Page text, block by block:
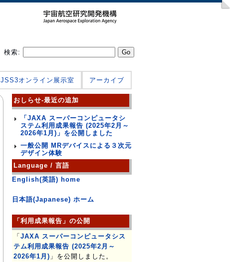
検索:
JSS3オンライン展示室 アーカイブ
おしらせ-最近の追加
「JAXA スーパーコンピュータシ
ステム利用成果報告 (2025年2月～
2026年1月)」を公開しました
一般公開 MRデバイスによる３次元
デザイン体験
Language / 言語
English(英語) home
日本語(Japanese) ホーム
「利用成果報告」の公開
「 JAXA スーパーコンピュータシス
テム利用成果報告 (2025年2月～
2026年1月) 」を公開しました。